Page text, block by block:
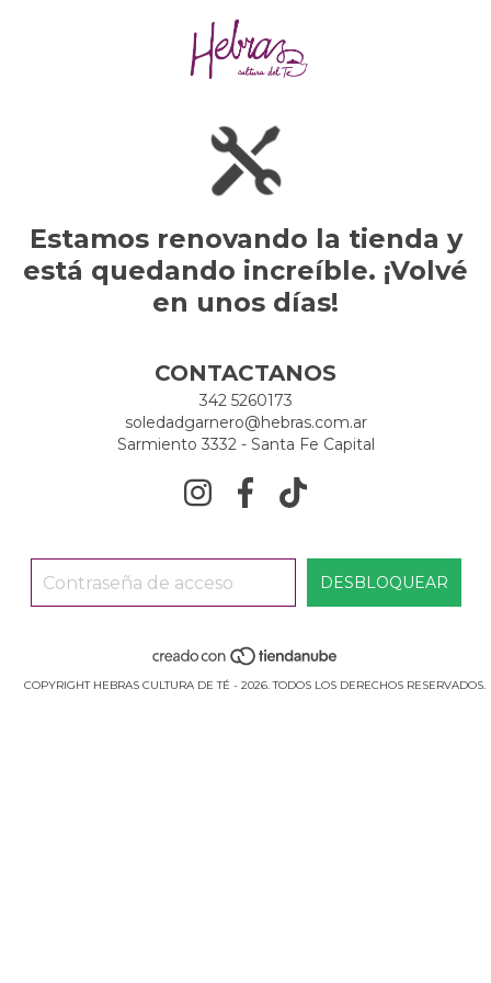
Estamos renovando la tienda y
está quedando increíble. ¡Volvé
en unos días!
CONTACTANOS
342 5260173
soledadgarnero@hebras.com.ar
Sarmiento 3332 - Santa Fe Capital
COPYRIGHT HEBRAS CULTURA DE TÉ - 2026. TODOS LOS DERECHOS RESERVADOS.